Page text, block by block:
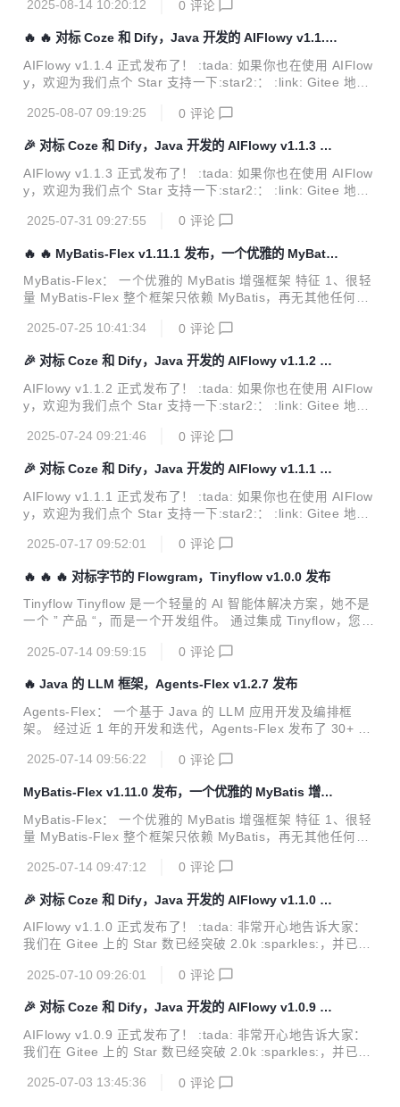
对我们最大的鼓励，也是让更多人看到 AIFlowy 的关键一步！
影响力的人工智能品牌之一 :small_blue_diamond: 引领核心
技术自主创新 :small_blue_diamond: 推动中国 AI 生态繁荣
发展，助力科技自立 让我们一起见证...
2025-08-14 10:20:12 0 评论
🔥 🔥 对标 Coze 和 Dify，Java 开发的 AIFlowy v1.1.4
发布
AIFlowy v1.1.4 正式发布了！ :tada: 如果你也在使用 AIFlow
y，欢迎为我们点个 Star 支持一下:star2:： :link: Gitee 地
对我们最大的鼓励，也是让更多人看到 AIFlowy 的关键一步！
影响力的人工智能品牌之一 :small_blue_diamond: 引领核心
技术自主创新 :small_blue_diamond: 推动中国 AI 生态繁荣
发展，助力科技自立 让我们一起见证...
2025-08-07 09:19:25 0 评论
🎉 对标 Coze 和 Dify，Java 开发的 AIFlowy v1.1.3 发
布
AIFlowy v1.1.3 正式发布了！ :tada: 如果你也在使用 AIFlow
y，欢迎为我们点个 Star 支持一下:star2:： :link: Gitee 地
对我们最大的鼓励，也是让更多人看到 AIFlowy 的关键一步！
影响力的人工智能品牌之一 :small_blue_diamond: 引领核心
技术自主创新 :small_blue_diamond: 推动中国 AI 生态繁荣
发展，助力科技自立 让我们一起见证...
2025-07-31 09:27:55 0 评论
🔥 🔥 MyBatis-Flex v1.11.1 发布，一个优雅的 MyBatis
增强框架
MyBatis-Flex： 一个优雅的 MyBatis 增强框架 特征 1、很轻
量 MyBatis-Flex 整个框架只依赖 MyBatis，再无其他任何第
询、多表查询、批量操作，但不丢失 MyBatis 原有的任何功
多同类框架，MyBatis-Flex 的在增删改查等方面的性能均超
越其 5~10 倍或以上。 4、更灵动 MyBatis-Flex 支持多主
键、多表查询、逻辑删除、乐观锁、数据脱敏、数据加密、多
数据源、分库分表、字段权限、 字段加密、多租户...
2025-07-25 10:41:34 0 评论
🎉 对标 Coze 和 Dify，Java 开发的 AIFlowy v1.1.2 发
布
AIFlowy v1.1.2 正式发布了！ :tada: 如果你也在使用 AIFlow
y，欢迎为我们点个 Star 支持一下:star2:： :link: Gitee 地
对我们最大的鼓励，也是让更多人看到 AIFlowy 的关键一步！
影响力的人工智能品牌之一 :small_blue_diamond: 引领核心
技术自主创新 :small_blue_diamond: 推动中国 AI 生态繁荣
发展，助力科技自立 让我们一起见证...
2025-07-24 09:21:46 0 评论
🎉 对标 Coze 和 Dify，Java 开发的 AIFlowy v1.1.1 发
布
AIFlowy v1.1.1 正式发布了！ :tada: 如果你也在使用 AIFlow
y，欢迎为我们点个 Star 支持一下:star2:： :link: Gitee 地
对我们最大的鼓励，也是让更多人看到 AIFlowy 的关键一步！
影响力的人工智能品牌之一 :small_blue_diamond: 引领核心
技术自主创新 :small_blue_diamond: 推动中国 AI 生态繁荣
发展，助力科技自立 让我们一起见证...
2025-07-17 09:52:01 0 评论
🔥 🔥 🔥 对标字节的 Flowgram，Tinyflow v1.0.0 发布
Tinyflow Tinyflow 是一个轻量的 AI 智能体解决方案，她不是
一个 ” 产品 “，而是一个开发组件。 通过集成 Tinyflow，您可
nyflow 前端基于 Web Component 开发，因此支持 React、
ML、CSS、JavaScript。 后端支持 Java（不限制框架）、P
ython、Node.js 等语言。 Tinyflow 和 Flowgram 对比 1、Ti
nyflow 基于 Web Component 开发，支持 Rea...
2025-07-14 09:59:15 0 评论
🔥 Java 的 LLM 框架，Agents-Flex v1.2.7 发布
Agents-Flex： 一个基于 Java 的 LLM 应用开发及编排框
架。 经过近 1 年的开发和迭代，Agents-Flex 发布了 30+ 个
-flex 开发的对标 Dify Coze 等产品的 AIFlowy 也正式对外开
ex 的基本能力 LLM 的访问能力 Prompt、Prompt Template
定义加载的能力 Function Calling 定义、调用和执行等能力
记忆的能力（Memory） Embe...
2025-07-14 09:56:22 0 评论
MyBatis-Flex v1.11.0 发布，一个优雅的 MyBatis 增强
框架
MyBatis-Flex： 一个优雅的 MyBatis 增强框架 特征 1、很轻
量 MyBatis-Flex 整个框架只依赖 MyBatis，再无其他任何第
询、多表查询、批量操作，但不丢失 MyBatis 原有的任何功
多同类框架，MyBatis-Flex 的在增删改查等方面的性能均超
越其 5~10 倍或以上。 4、更灵动 MyBatis-Flex 支持多主
键、多表查询、逻辑删除、乐观锁、数据脱敏、数据加密、多
数据源、分库分表、字段权限、 字段加密、多租户...
2025-07-14 09:47:12 0 评论
🎉 对标 Coze 和 Dify，Java 开发的 AIFlowy v1.1.0 发
布
AIFlowy v1.1.0 正式发布了！ :tada: 非常开心地告诉大家：
我们在 Gitee 上的 Star 数已经突破 2.0k :sparkles:，并已经
这些成绩离不开每一位小伙伴的关注、使用与反馈:pray:。你
欢迎为我们点个 Star 支持一下:star2:： :link: Gitee 地址：ht
tps://gitee.com/aiflowy/aiflowy 你的每一个 Star 都是对我们
最大的鼓励，也是让更多人看到 AIFlowy 的关...
2025-07-10 09:26:01 0 评论
🎉 对标 Coze 和 Dify，Java 开发的 AIFlowy v1.0.9 发
布
AIFlowy v1.0.9 正式发布了！ :tada: 非常开心地告诉大家：
我们在 Gitee 上的 Star 数已经突破 2.0k :sparkles:，并已经
这些成绩离不开每一位小伙伴的关注、使用与反馈:pray:。你
2025-07-03 13:45:36 0 评论